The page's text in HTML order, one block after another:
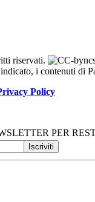
riservati.
i contenuti di
Policy
PER